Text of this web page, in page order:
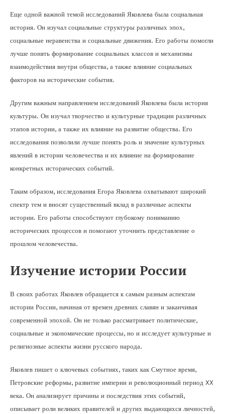
Еще одной важной темой исследований Яковлева была социальная
история. Он изучал социальные структуры различных эпох,
социальные неравенства и социальные движения. Его работы помогли
лучше понять формирование социальных классов и механизмы
взаимодействия внутри общества, а также влияние социальных
факторов на исторические события.
Другим важным направлением исследований Яковлева была история
культуры. Он изучал творчество и культурные традиции различных
этапов истории, а также их влияние на развитие общества. Его
исследования позволили лучше понять роль и значение культурных
явлений в истории человечества и их влияние на формирование
конкретных исторических событий.
Таким образом, исследования Егора Яковлева охватывают широкий
спектр тем и вносят существенный вклад в различные аспекты
истории. Его работы способствуют глубокому пониманию
исторических процессов и помогают уточнить представление о
прошлом человечества.
Изучение истории России
В своих работах Яковлев обращается к самым разным аспектам
истории России, начиная от времен древних славян и заканчивая
современной эпохой. Он не только рассматривает политические,
социальные и экономические процессы, но и исследует культурные и
религиозные аспекты жизни русского народа.
Яковлев пишет о ключевых событиях, таких как Смутное время,
Петровские реформы, развитие империи и революционный период XX
века. Он анализирует причины и последствия этих событий,
описывает роли великих правителей и других выдающихся личностей,